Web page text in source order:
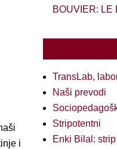
i
BOUVIER: LE
TransLab,
Naši prevodi
Stripotentni
Enki Bilal: